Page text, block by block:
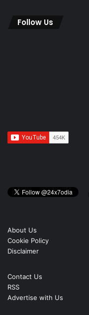
Follow Us
About Us
Cookie Policy
Disclaimer
Contact Us
RSS
Advertise with Us